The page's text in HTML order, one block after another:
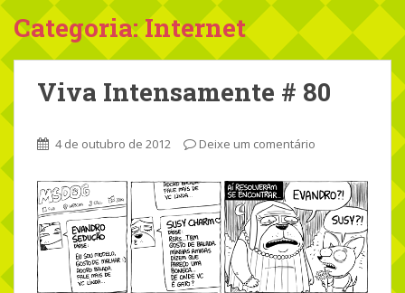
m
n
o
e
Categoria: Internet
Viva Intensamente # 80
4 de outubro de 2012 Deixe um comentário